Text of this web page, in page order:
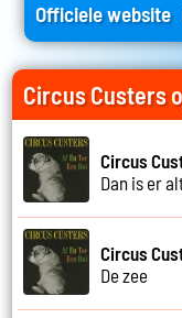
Officiele
Circus Custers
Circus
Dan is er
Circus
De zee